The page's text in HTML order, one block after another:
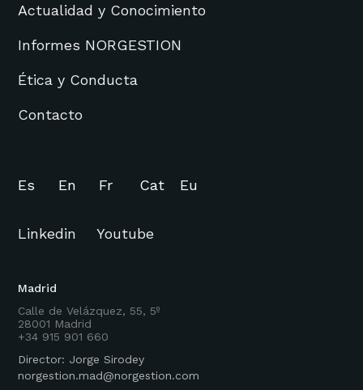
Actualidad y Conocimiento
Informes NORGESTION
Ética y Conducta
Contacto
Madrid
Calle de Velázquez, 55, 5º
28001 Madrid
+34 915 901 660
Director: Jorge Sirodey
norgestion.mad@norgestion.com
Es En Fr Cat Eu
Linkedin Youtube